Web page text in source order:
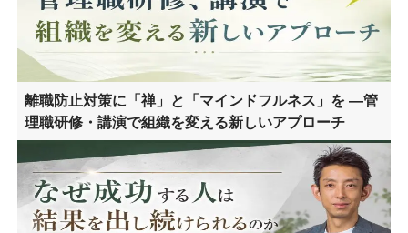
離職防止対策に「禅」と「マインドフルネス」を ―管
理職研修・講演で組織を変える新しいアプローチ